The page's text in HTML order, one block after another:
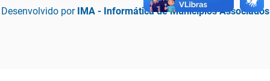
Desenvolvido por IMA - Informática de Municípios Associados